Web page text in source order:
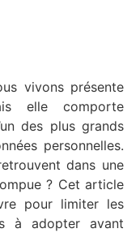
vivons présente
elle comporte
des plus grands
personnelles.
dans une
? Cet article
pour limiter les
à adopter avant